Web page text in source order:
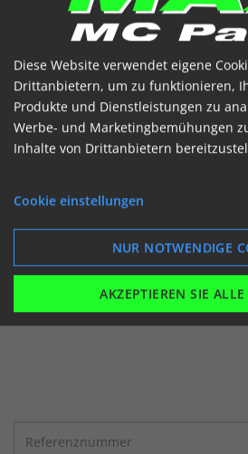
SBK-401
Artikelnummer: 067006
ZZR600
Kawasaki
ZZR600
Diese Website verwendet eigene
Drittanbietern, um zu funktionieren,
Produkte und Dienstleistungen zu
Werbe- und Marketingbemühungen
Inhalte von Drittanbietern
Cookie einstellungen
NUR NOTWENDIGE
AKZEPTIEREN SIE ALLE